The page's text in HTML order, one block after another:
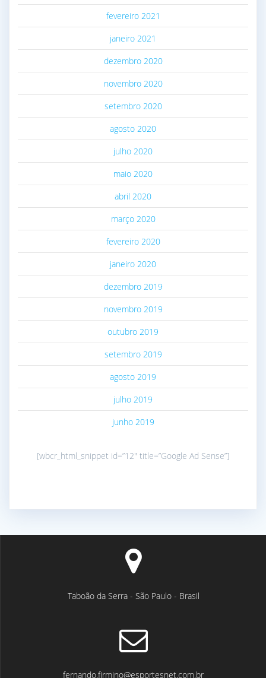
fevereiro 2021
janeiro 2021
dezembro 2020
novembro 2020
setembro 2020
agosto 2020
julho 2020
maio 2020
abril 2020
março 2020
fevereiro 2020
janeiro 2020
dezembro 2019
novembro 2019
outubro 2019
setembro 2019
agosto 2019
julho 2019
junho 2019
[wbcr_html_snippet id=”12″ title=”Google Ad Sense”]
Taboão da Serra - São Paulo - Brasil
fernando.firmino@esportesnet.com.br